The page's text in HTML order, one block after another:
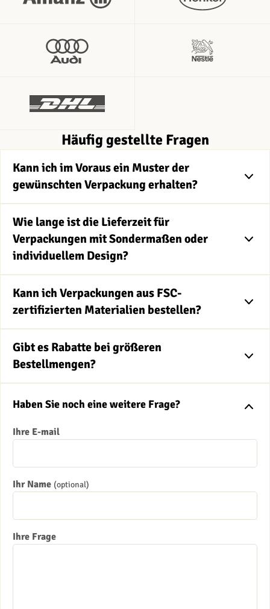
Häufig gestellte Fragen
Kann ich im Voraus ein Muster der
gewünschten Verpackung erhalten?
Wie lange ist die Lieferzeit für
Verpackungen mit Sondermaßen oder
individuellem Design?
Kann ich Verpackungen aus FSC-
zertifizierten Materialien bestellen?
Gibt es Rabatte bei größeren
Bestellmengen?
Haben Sie noch eine weitere Frage?
Ihre E-mail
Ihr Name (optional)
Ihre Frage